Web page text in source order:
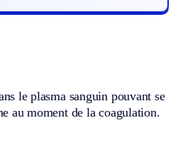
le plasma sanguin pouvant se
au moment de la coagulation.